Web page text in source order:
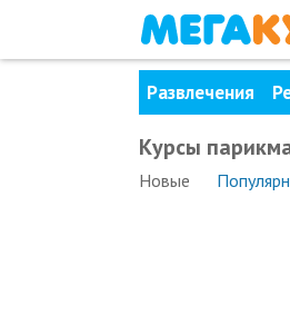
Развлечения
Курсы
Новые